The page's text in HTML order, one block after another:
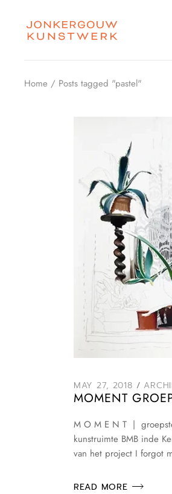
content
Home Posts tagged "pastel"
MAY 27, 2018
MOMENT
M O M E N T |
kunstruimte BMB inde
van het project I forgot
READ MORE